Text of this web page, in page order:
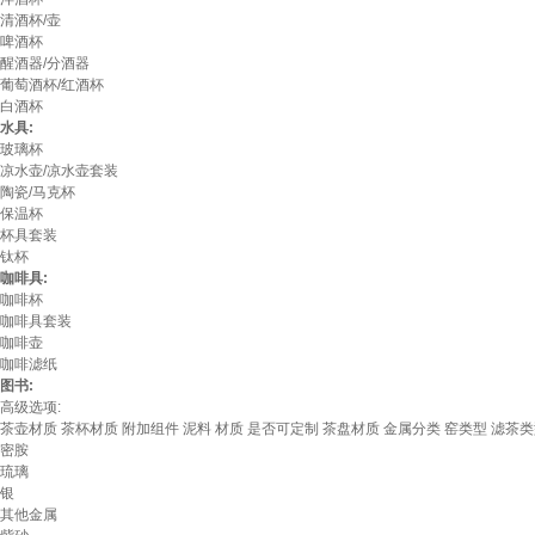
清酒杯/壶
啤酒杯
醒酒器/分酒器
葡萄酒杯/红酒杯
白酒杯
水具:
玻璃杯
凉水壶/凉水壶套装
陶瓷/马克杯
保温杯
杯具套装
钛杯
咖啡具:
咖啡杯
咖啡具套装
咖啡壶
咖啡滤纸
图书:
高级选项:
茶壶材质 茶杯材质 附加组件 泥料 材质 是否可定制 茶盘材质 金属分类 窑类型 滤茶
密胺
琉璃
银
其他金属